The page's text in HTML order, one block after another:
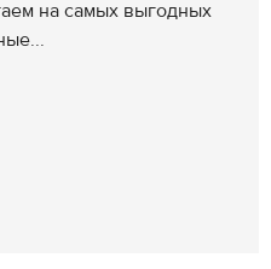
на самых выгодных